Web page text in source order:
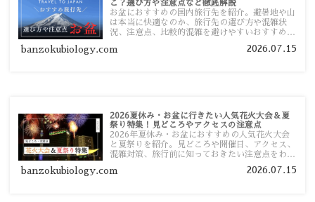
こ？選び方や注意点など徹底解説
お盆におすすめの国内旅行先を紹介。避暑地や山
は本当に快適なのか、旅行先の選び方や混雑状
況、注意点、比較的混雑を避けやすいおすすめス
す。
banzokubiology.com 2026.07.15
2026夏休み・お盆に行きたい人気花火大会＆夏
祭り特集！見どころやアクセスの注意点
2026年夏休み・お盆におすすめの人気花火大会
と夏祭りを紹介。見どころや開催日、アクセス、
混雑対策、旅行前に知っておきたい注意点をわか
banzokubiology.com 2026.07.15